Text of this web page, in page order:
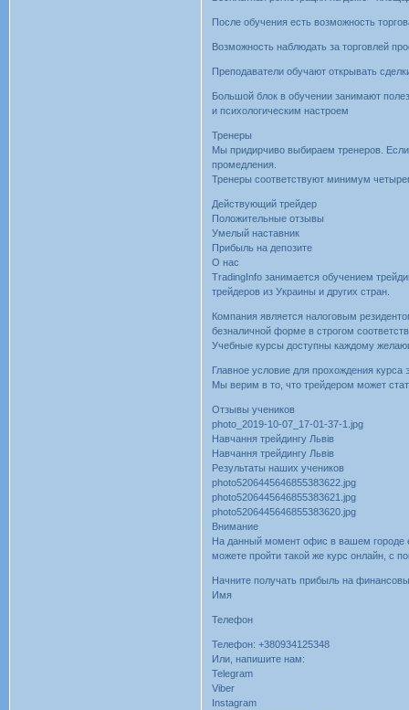
После обучения есть возможность
Возможность наблюдать за торговлей
Преподаватели обучают открывать
Большой блок в обучении занимают
и психологическим настроем
Тренеры
Мы придирчиво выбираем тренеров.
промедления.
Тренеры соответствуют минимум
Действующий трейдер
Положительные отзывы
Умелый наставник
Прибыль на депозите
О нас
TradingInfo занимается обучением
трейдеров из Украины и других стран.
Компания является налоговым
безналичной форме в строгом
Учебные курсы доступны каждому
Главное условие для прохождения
Мы верим в то, что трейдером может
Отзывы учеников
photo_2019-10-07_17-01-37-1.jpg
Навчання трейдингу Львів
Навчання трейдингу Львів
Результаты наших учеников
photo5206445646855383622.jpg
photo5206445646855383621.jpg
photo5206445646855383620.jpg
Внимание
На данный момент офис в вашем городе
можете пройти такой же курс онлайн, с
Начните получать прибыль на
Имя
Телефон
Телефон: +380934125348
Или, напишите нам:
Telegram
Viber
Instagram